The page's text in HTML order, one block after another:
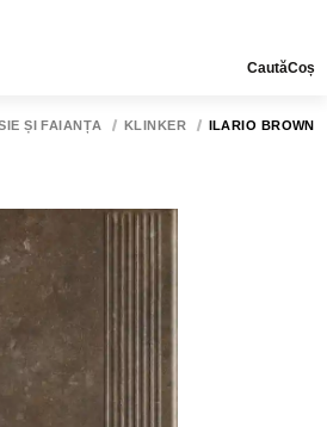
CautăCoș
ȘI FAIANȚĂ KLINKER ILARIO BROWN